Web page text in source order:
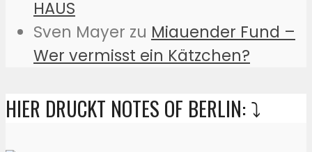
HAUS
Sven Mayer zu Miauender Fund –
Wer vermisst ein Kätzchen?
HIER DRUCKT NOTES OF BERLIN: ⤵️